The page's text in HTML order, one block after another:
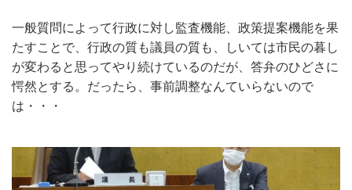
一般質問によって行政に対し監査機能、政策提案機能を果
たすことで、行政の質も議員の質も、しいては市民の暮し
が変わると思ってやり続けているのだが、答弁のひどさに
愕然とする。だったら、事前調整なんていらないので
は・・・